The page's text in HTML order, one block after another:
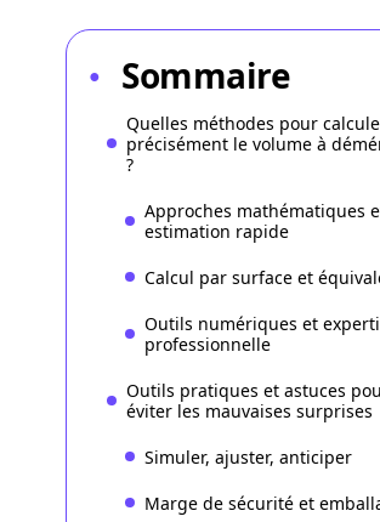
Sommaire
Quelles méthodes pour
précisément le volume à
?
Approches mathématiques
estimation rapide
Calcul par surface et
Outils numériques et
professionnelle
Outils pratiques et astuces
éviter les mauvaises surprises
Simuler, ajuster, anticiper
Marge de sécurité et